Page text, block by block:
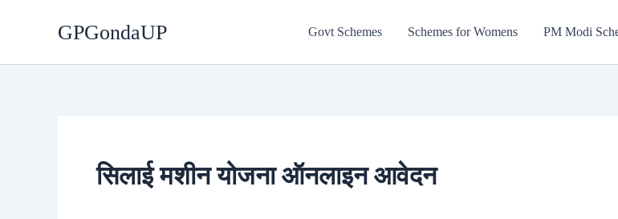
GPGondaUP Govt Schemes Schemes for Womens PM Modi
सिलाई मशीन योजना ऑनलाइन आवेदन